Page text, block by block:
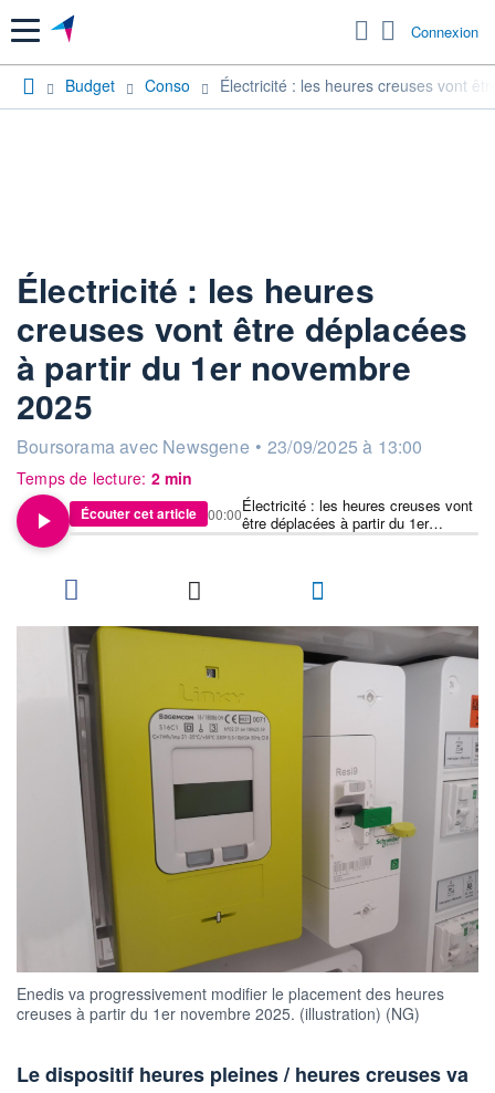
Menu Connexion
Budget Conso Électricité : les heures creuses vont
Électricité : les heures
creuses vont être déplacées
à partir du 1er novembre
2025
information fournie par
Boursorama avec Newsgene • 23/09/2025 à 13:00
Temps de lecture: 2 min
Écouter cet article
Électricité : les heures creuses vont
être déplacées à partir du 1er
novembre 2025
00:00
Enedis va progressivement modifier le placement des heures
creuses à partir du 1er novembre 2025. (illustration) (NG)
Le dispositif heures pleines / heures creuses va